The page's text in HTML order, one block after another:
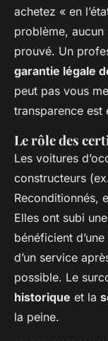
achetez « en
problème,
prouvé. Un
garantie légale
peut pas vous
transparence est
Le rôle des
Les voitures
constructeurs
Reconditionnés,
Elles ont subi
bénéficient
d’un service
possible. Le
historique et la
la peine.